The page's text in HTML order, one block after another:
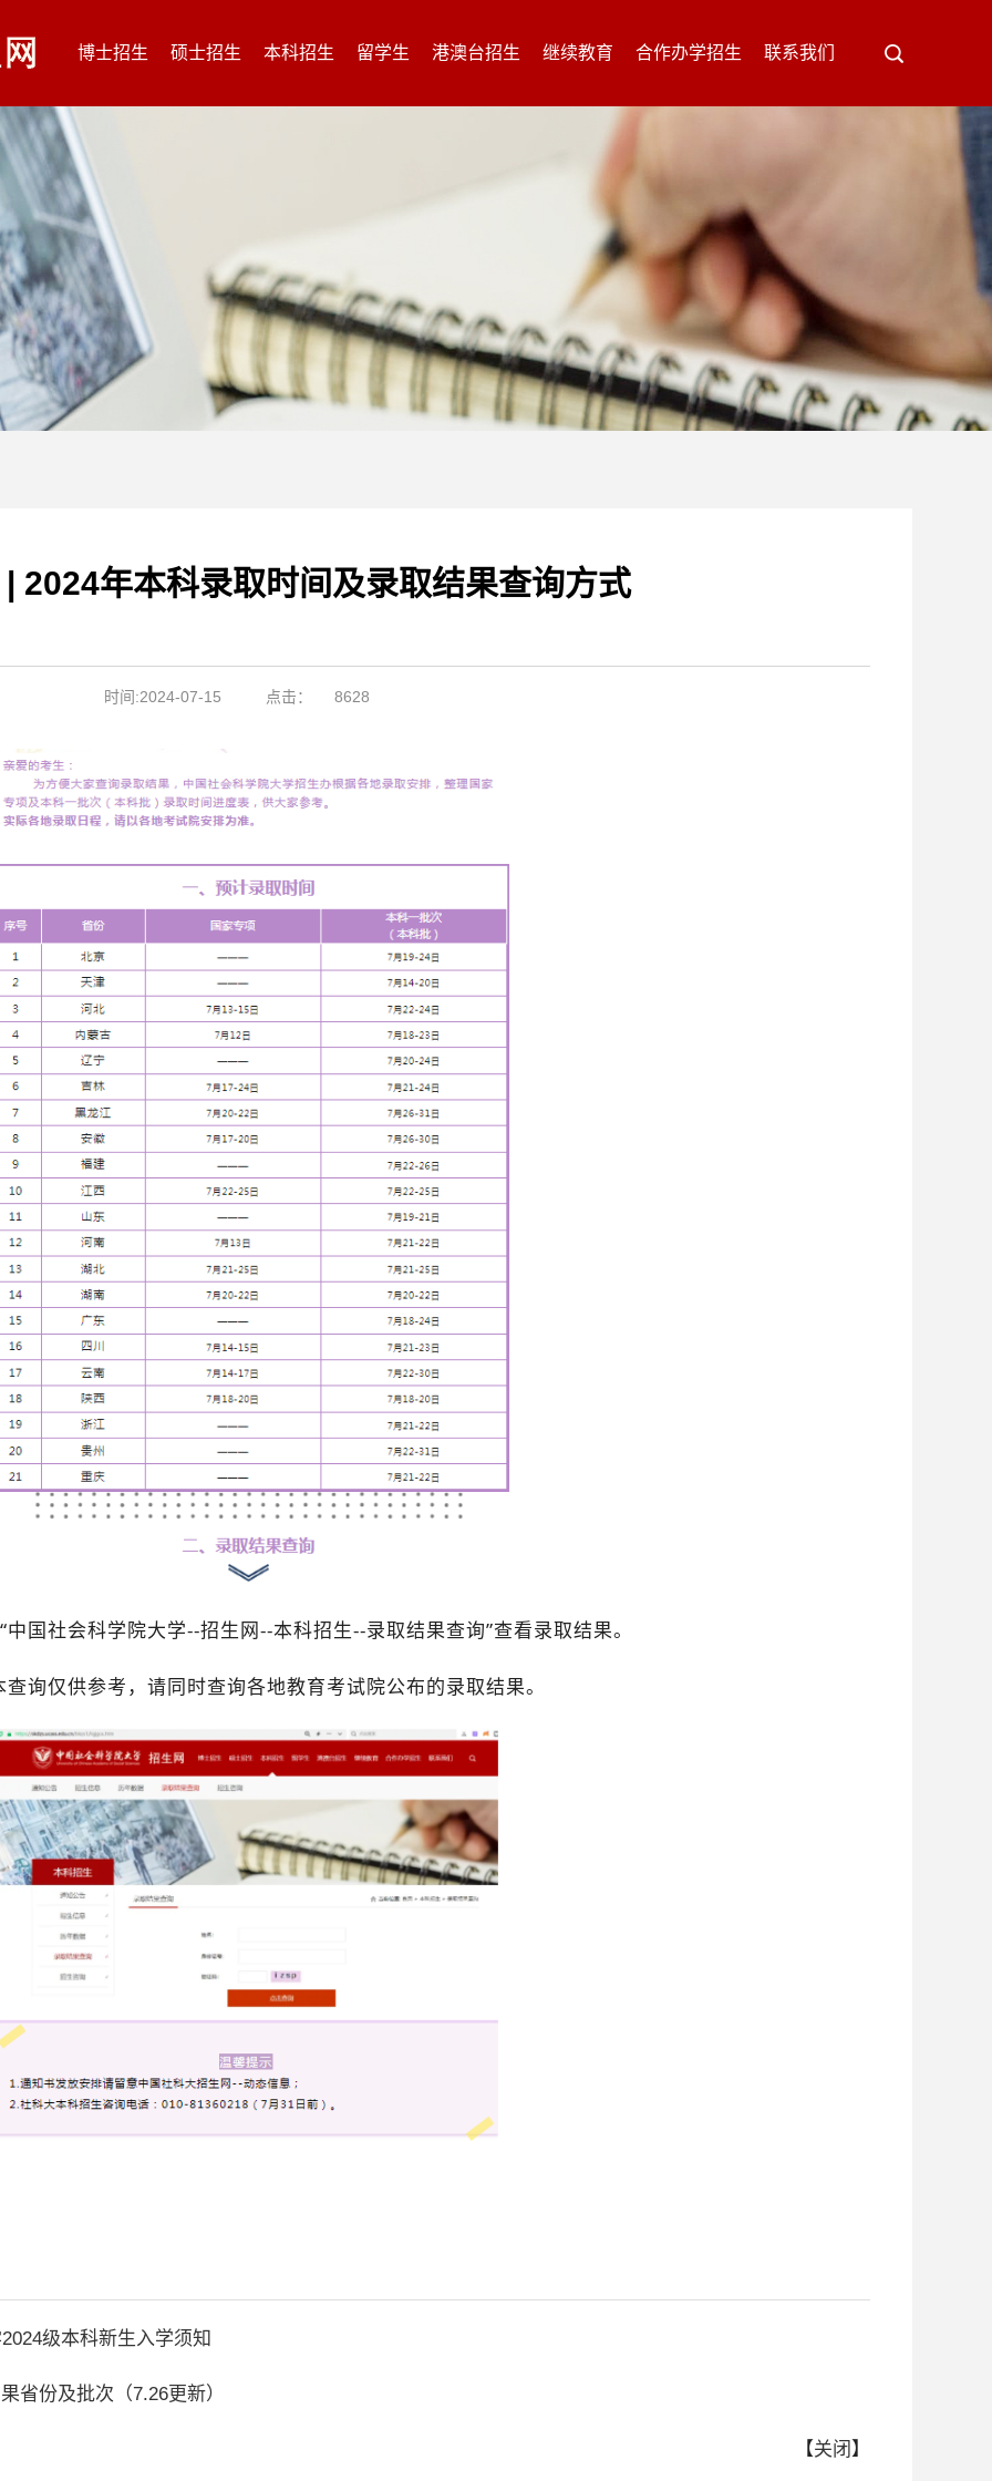
博士招生 硕士招生 本科招生 留学生 港澳台招生 继续教育 合作办学招生 联系我们
2024年本科录取时间及录取结果查询方式
时间:2024-07-15 点击： 8628
中国社会科学院大学--招生网--本科招生--录取结果查询”查看录取结果。
查询仅供参考，请同时查询各地教育考试院公布的录取结果。
级本科新生入学须知
省份及批次（7.26更新）
【关闭 】